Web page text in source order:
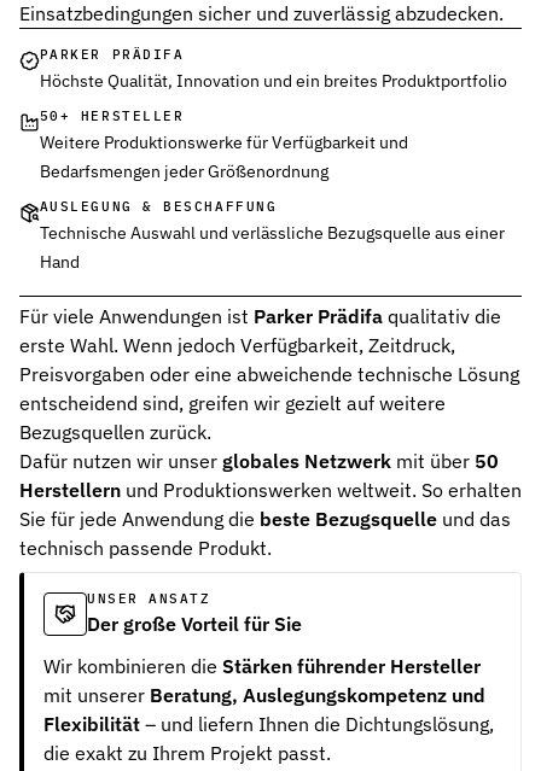
Einsatzbedingungen sicher und zuverlässig abzudecken.
PARKER PRÄDIFA
Höchste Qualität, Innovation und ein breites Produktportfolio
50+ HERSTELLER
Weitere Produktionswerke für Verfügbarkeit und
Bedarfsmengen jeder Größenordnung
AUSLEGUNG & BESCHAFFUNG
Technische Auswahl und verlässliche Bezugsquelle aus einer
Hand
Für viele Anwendungen ist Parker Prädifa qualitativ die
erste Wahl. Wenn jedoch Verfügbarkeit, Zeitdruck,
Preisvorgaben oder eine abweichende technische Lösung
entscheidend sind, greifen wir gezielt auf weitere
Bezugsquellen zurück.
Dafür nutzen wir unser globales Netzwerk mit über 50
Herstellern und Produktionswerken weltweit. So erhalten
Sie für jede Anwendung die beste Bezugsquelle und das
technisch passende Produkt.
UNSER ANSATZ
Der große Vorteil für Sie
Wir kombinieren die Stärken führender Hersteller
mit unserer Beratung, Auslegungskompetenz und
Flexibilität – und liefern Ihnen die Dichtungslösung,
die exakt zu Ihrem Projekt passt.